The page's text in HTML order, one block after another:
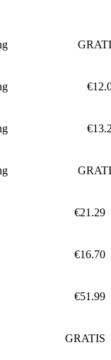
€
€
€21.29
€16.70
€51.99
GRATIS